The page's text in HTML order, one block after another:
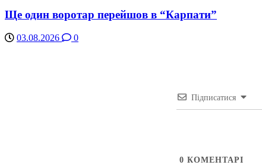
Ще один воротар перейшов в “Карпати”
03.08.2026 0
Підписатися
0 КОМЕНТАРІ